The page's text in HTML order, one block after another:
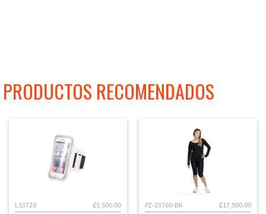
PRODUCTOS RECOMENDADOS
₡5,500.00
LS3720 ₡17,900.00
PZ-23760-BK